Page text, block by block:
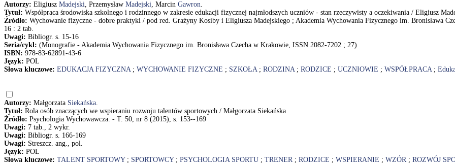
Autorzy: Eligiusz Madejski, Przemysław Madejski, Marcin Gawron.
Tytuł: Współpraca środowiska szkolnego i rodzinnego w zakresie edukacji fizycznej najmłodszych uczniów - stan rzeczywisty a oczekiwania / Eligiusz
Źródło: Wychowanie fizyczne - dobre praktyki / pod red. Grażyny Kosiby i Eligiusza Madejskiego ; Akademia Wychowania Fizycznego im. Bronisława
16 : 2 tab.
Uwagi: Bibliogr. s. 15-16
Seria/cykl: (Monografie - Akademia Wychowania Fizycznego im. Bronisława Czecha w Krakowie, ISSN 2082-7202 ; 27)
ISBN: 978-83-62891-43-6
Język: POL
Słowa kluczowe: EDUKACJA FIZYCZNA; WYCHOWANIE FIZYCZNE ; SZKOŁA; RODZINA; RODZICE ; UCZNIOWIE ; WSPÓŁPRACA;
Autorzy: Małgorzata Siekańska.
Tytuł: Rola osób znaczących we wspieraniu rozwoju talentów sportowych / Małgorzata Siekańska
Źródło: Psychologia Wychowawcza. - T. 50, nr 8 (2015), s. 153--169
Uwagi: 7 tab., 2 wykr.
Uwagi: Bibliogr. s. 166-169
Uwagi: Streszcz. ang., pol.
Język: POL
Słowa kluczowe: TALENT SPORTOWY; SPORTOWCY; PSYCHOLOGIA SPORTU ; TRENER; RODZICE ; WSPIERANIE ; WZÓR; ROZWÓJ